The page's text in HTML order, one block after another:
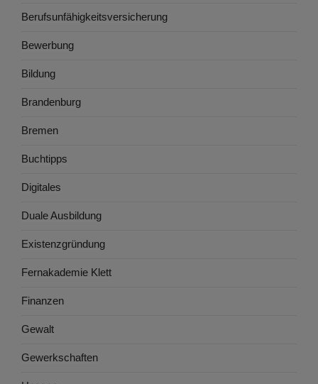
Berufsunfähigkeitsversicherung
Bewerbung
Bildung
Brandenburg
Bremen
Buchtipps
Digitales
Duale Ausbildung
Existenzgründung
Fernakademie Klett
Finanzen
Gewalt
Gewerkschaften